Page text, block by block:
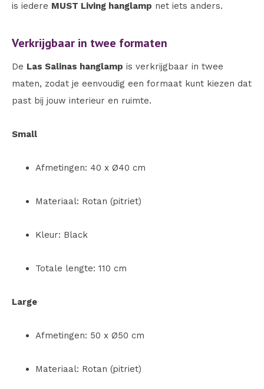
is iedere MUST Living hanglamp net iets anders.
Verkrijgbaar in twee formaten
De Las Salinas hanglamp is verkrijgbaar in twee
maten, zodat je eenvoudig een formaat kunt kiezen dat
past bij jouw interieur en ruimte.
Small
Afmetingen: 40 x Ø40 cm
Materiaal: Rotan (pitriet)
Kleur: Black
Totale lengte: 110 cm
Large
Afmetingen: 50 x Ø50 cm
Materiaal: Rotan (pitriet)